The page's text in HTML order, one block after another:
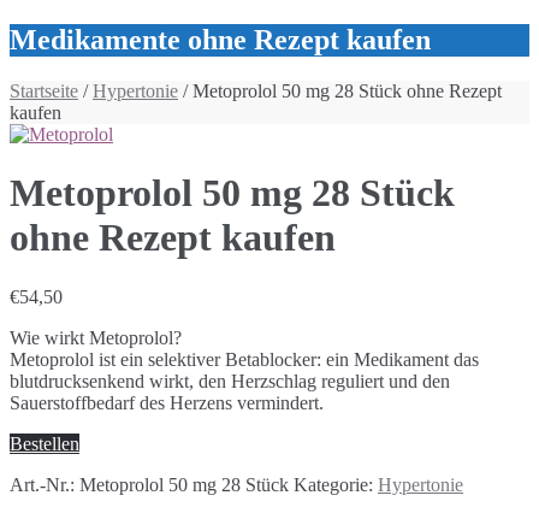
Medikamente ohne Rezept kaufen
Startseite /Hypertonie / Metoprolol 50 mg 28 Stück ohne Rezept
kaufen
Metoprolol 50 mg 28 Stück
ohne Rezept kaufen
€54,50
Wie wirkt Metoprolol?
Metoprolol ist ein selektiver Betablocker: ein Medikament das
blutdrucksenkend wirkt, den Herzschlag reguliert und den
Sauerstoffbedarf des Herzens vermindert.
Bestellen
Art.-Nr.: Metoprolol 50 mg 28 Stück Kategorie: Hypertonie